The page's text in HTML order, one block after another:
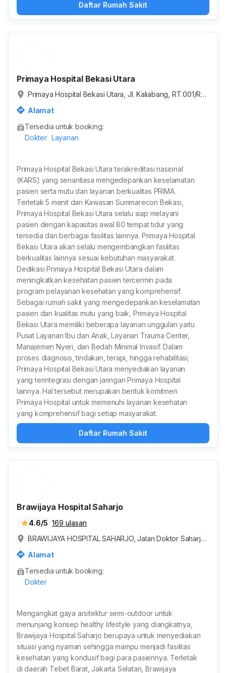
Daftar Rumah Sakit
Primaya Hospital Bekasi Utara
Primaya Hospital Bekasi Utara, Jl. Kaliabang, RT.001/RW.
Alamat
Tersedia untuk booking:
Dokter Layanan
Primaya Hospital Bekasi Utara terakreditasi nasional
(KARS) yang senantiasa mengedepankan keselamatan
pasien serta mutu dan layanan berkualitas PRIMA.
Terletak 5 menit dari Kawasan Summarecon Bekasi,
Primaya Hospital Bekasi Utara selalu siap melayani
pasien dengan kapasitas awal 80 tempat tidur yang
tersedia dan berbagai fasilitas lainnya. Primaya Hospital
Bekasi Utara akan selalu mengembangkan fasilitas
berkualitas lainnya sesuai kebutuhan masyarakat.
Dedikasi Primaya Hospital Bekasi Utara dalam
meningkatkan kesehatan pasien tercermin pada
program pelayanan kesehatan yang komprehensif.
Sebagai rumah sakit yang mengedepankan keselamatan
pasien dan kualitas mutu yang baik, Primaya Hospital
Bekasi Utara memiliki beberapa layanan unggulan yaitu
Pusat Layanan Ibu dan Anak, Layanan Trauma Center,
Manajemen Nyeri, dan Bedah Minimal Invasif. Dalam
proses diagnosis, tindakan, terapi, hingga rehabilitasi;
Primaya Hospital Bekasi Utara menyediakan layanan
yang terintegrasi dengan jaringan Primaya Hospital
lainnya. Hal tersebut merupakan bentuk komitmen
Primaya Hospital untuk memenuhi layanan kesehatan
yang komprehensif bagi setiap masyarakat.
Daftar Rumah Sakit
Brawijaya Hospital Saharjo
4.6/5 169 ulasan
BRAWIJAYA HOSPITAL SAHARJO, Jalan Doktor Saharjo,
Alamat
Tersedia untuk booking:
Dokter
Mengangkat gaya arsitektur semi-outdoor untuk
menunjang konsep healthy lifestyle yang diangkatnya,
Brawijaya Hospital Saharjo berupaya untuk menyediakan
situasi yang nyaman sehingga mampu menjadi fasilitas
kesehatan yang kondusif bagi para pasiennya. Terletak
di daerah Tebet Barat, Jakarta Selatan, Brawijaya